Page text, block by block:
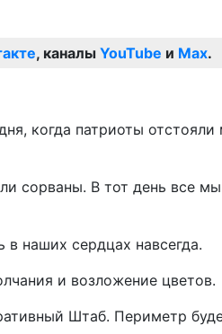
, каналы YouTube и Max.
когда патриоты
сорваны. В тот день все
наших сердцах навсегда.
и возложение цветов.
Штаб. Периметр